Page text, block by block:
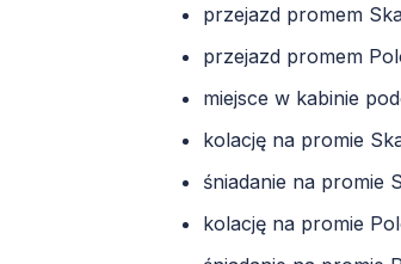
przejazd promem
przejazd promem
miejsce w kabinie
kolację na promie
śniadanie na promie
kolację na promie